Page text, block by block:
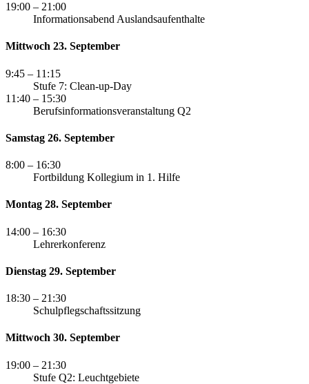
19:00 – 21:00
Informationsabend Auslandsaufenthalte
Mittwoch 23. September
9:45 – 11:15
Stufe 7: Clean-up-Day
11:40 – 15:30
Berufsinformationsveranstaltung Q2
Samstag 26. September
8:00 – 16:30
Fortbildung Kollegium in 1. Hilfe
Montag 28. September
14:00 – 16:30
Lehrerkonferenz
Dienstag 29. September
18:30 – 21:30
Schulpflegschaftssitzung
Mittwoch 30. September
19:00 – 21:30
Stufe Q2: Leuchtgebiete